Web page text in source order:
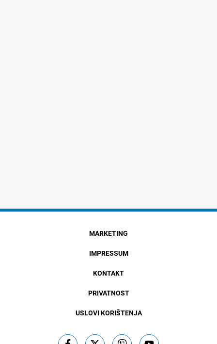
MARKETING
IMPRESSUM
KONTAKT
PRIVATNOST
USLOVI KORIŠTENJA